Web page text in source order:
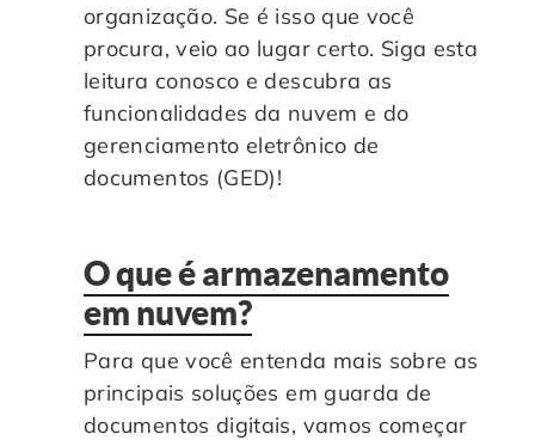
organização. Se é isso que você
procura, veio ao lugar certo. Siga esta
leitura conosco e descubra as
funcionalidades da nuvem e do
gerenciamento eletrônico de
documentos (GED)!
O que é armazenamento
em nuvem?
Para que você entenda mais sobre as
principais soluções em guarda de
documentos digitais, vamos começar